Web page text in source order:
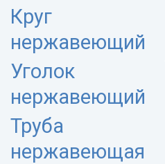
Круг
нержавеющий
Уголок
нержавеющий
Труба
нержавеющая